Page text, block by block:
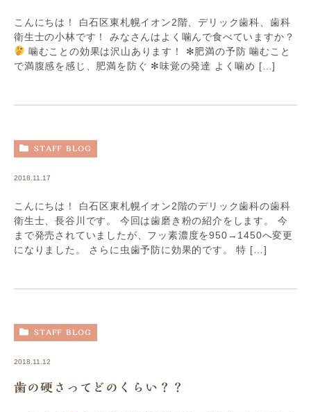
こんにちは！ 白石区東札幌イオン2階、デリック歯科、歯科
衛生士の小林です！ みなさんはよく噛んで食べていますか？
噛むことの効果は沢山あります！ ✻肥満の予防 噛むこと
で満腹感を感じ、肥満を防ぐ ✻味覚の発達 よく噛め […]
STAFF BLOG
2018.11.17
こんにちは！ 白石区東札幌イオン2階のデリック歯科の歯科
衛生士、長谷川です。 今回は歯磨き粉の紹介をします。 今
まで発売されていましたが、フッ素濃度を950→1450へ変更
になりました。 さらに虫歯予防に効果的です。 特 […]
STAFF BLOG
2018.11.12
歯の硬さってどのくらい？？